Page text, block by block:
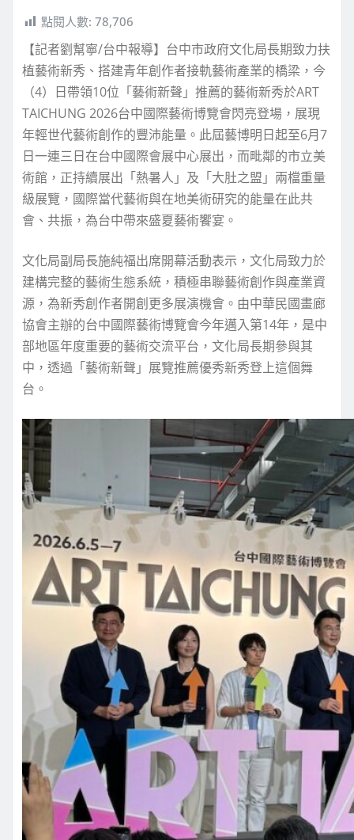
點閱人數: 78,706
【記者劉幫寧/台中報導】台中市政府文化局長期致力扶
植藝術新秀、搭建青年創作者接軌藝術產業的橋梁，今
（4）日帶領10位「藝術新聲」推薦的藝術新秀於ART
TAICHUNG 2026台中國際藝術博覽會閃亮登場，展現
年輕世代藝術創作的豐沛能量。此屆藝博明日起至6月7
日一連三日在台中國際會展中心展出，而毗鄰的市立美
術館，正持續展出「熱暑人」及「大肚之盟」兩檔重量
級展覽，國際當代藝術與在地美術研究的能量在此共
會、共振，為台中帶來盛夏藝術饗宴。
文化局副局長施純福出席開幕活動表示，文化局致力於
建構完整的藝術生態系統，積極串聯藝術創作與產業資
源，為新秀創作者開創更多展演機會。由中華民國畫廊
協會主辦的台中國際藝術博覽會今年邁入第14年，是中
部地區年度重要的藝術交流平台，文化局長期參與其
中，透過「藝術新聲」展覽推薦優秀新秀登上這個舞
台。